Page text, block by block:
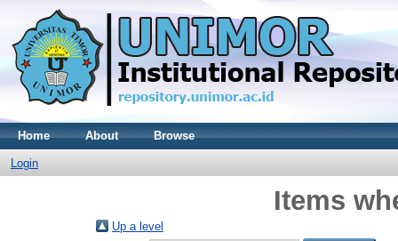
Home About Browse
Login
Items
Up a level